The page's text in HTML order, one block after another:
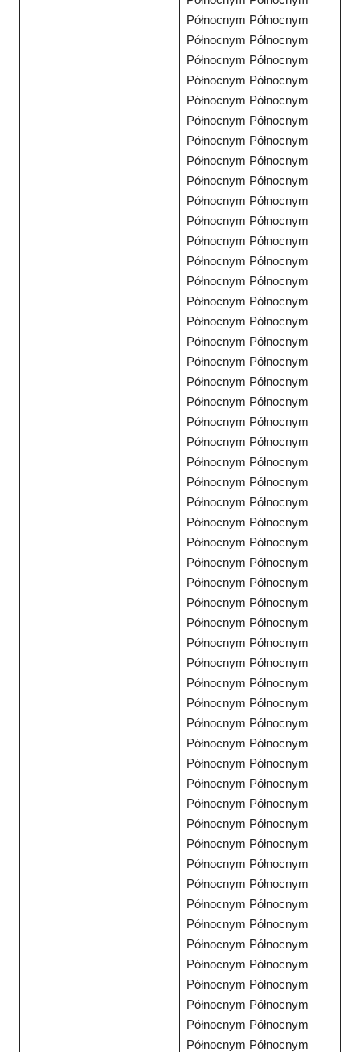
Północnym Północnym
Północnym Północnym
Północnym Północnym
Północnym Północnym
Północnym Północnym
Północnym Północnym
Północnym Północnym
Północnym Północnym
Północnym Północnym
Północnym Północnym
Północnym Północnym
Północnym Północnym
Północnym Północnym
Północnym Północnym
Północnym Północnym
Północnym Północnym
Północnym Północnym
Północnym Północnym
Północnym Północnym
Północnym Północnym
Północnym Północnym
Północnym Północnym
Północnym Północnym
Północnym Północnym
Północnym Północnym
Północnym Północnym
Północnym Północnym
Północnym Północnym
Północnym Północnym
Północnym Północnym
Północnym Północnym
Północnym Północnym
Północnym Północnym
Północnym Północnym
Północnym Północnym
Północnym Północnym
Północnym Północnym
Północnym Północnym
Północnym Północnym
Północnym Północnym
Północnym Północnym
Północnym Północnym
Północnym Północnym
Północnym Północnym
Północnym Północnym
Północnym Północnym
Północnym Północnym
Północnym Północnym
Północnym Północnym
Północnym Północnym
Północnym Północnym
Północnym Północnym